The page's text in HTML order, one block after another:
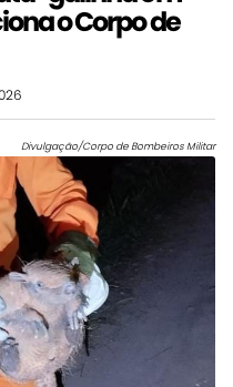
o Corpo de
Divulgação/Corpo de Bombeiros Militar